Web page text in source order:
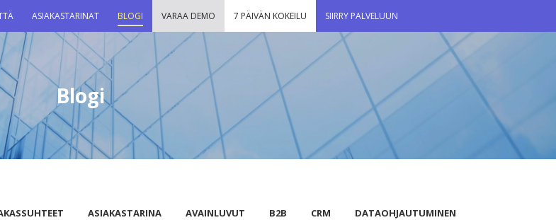
ASIAKASTARINAT BLOGI VARAA DEMO 7 PÄIVÄN KOKEILU SIIRRY PALVELUUN
Blogi
ASIAKASTARINA AVAINLUVUT B2B CRM
DATAOHJAUTUMINEN